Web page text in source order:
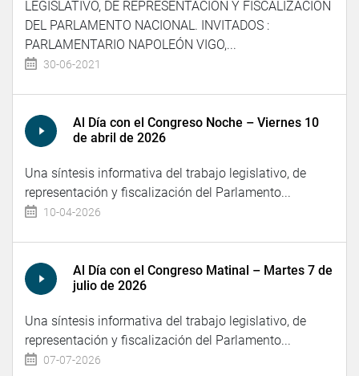
LEGISLATIVO, DE REPRESENTACIÓN Y FISCALIZACIÓN
DEL PARLAMENTO NACIONAL. INVITADOS :
PARLAMENTARIO NAPOLEÓN VIGO,...
30-06-2021
Al Día con el Congreso Noche – Viernes 10
de abril de 2026
Una síntesis informativa del trabajo legislativo, de
representación y fiscalización del Parlamento...
10-04-2026
Al Día con el Congreso Matinal – Martes 7 de
julio de 2026
Una síntesis informativa del trabajo legislativo, de
representación y fiscalización del Parlamento...
07-07-2026